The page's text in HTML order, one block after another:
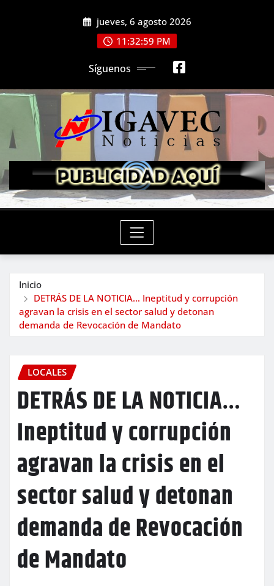
jueves, 6 agosto 2026
11:33:01 PM
Síguenos
Inicio
DETRÁS DE LA NOTICIA… Ineptitud y corrupción
agravan la crisis en el sector salud y detonan
demanda de Revocación de Mandato
LOCALES
DETRÁS DE LA NOTICIA…
Ineptitud y corrupción
agravan la crisis en el
sector salud y detonan
demanda de Revocación
de Mandato